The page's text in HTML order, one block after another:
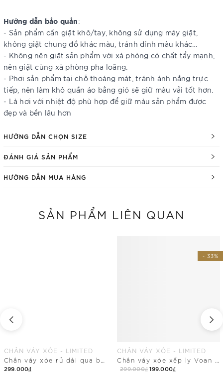
Hướng dẫn bảo quản:
- Sản phẩm cần giặt khô/tay, không sử dụng máy giặt,
không giặt chung đồ khác màu, tránh dính màu khác…
- Không nên giặt sản phẩm với xà phòng có chất tẩy mạnh,
nên giặt cùng xà phòng pha loãng.
- Phơi sản phẩm tại chỗ thoáng mát, tránh ánh nắng trực
tiếp, nên làm khô quần áo bằng gió sẽ giữ màu vải tốt hơn.
- Là hơi với nhiệt độ phù hợp để giữ màu sản phẩm được
đẹp và bền lâu hơn
HƯỚNG DẪN CHỌN SIZE
ĐÁNH GIÁ SẢN PHẨM
HƯỚNG DẪN MUA HÀNG
SẢN PHẨM LIÊN QUAN
CHÂN VÁY XÒE - LIMITED
299.000₫
- 33%
CHÂN VÁY XÒE - LIMITED
299.000₫ 199.000₫